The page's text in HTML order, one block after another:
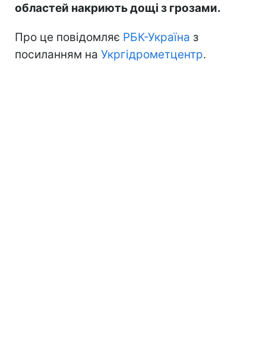
областей накриють дощі з грозами.
Про це повідомляє РБК-Україна з
посиланням на Укргідрометцентр.